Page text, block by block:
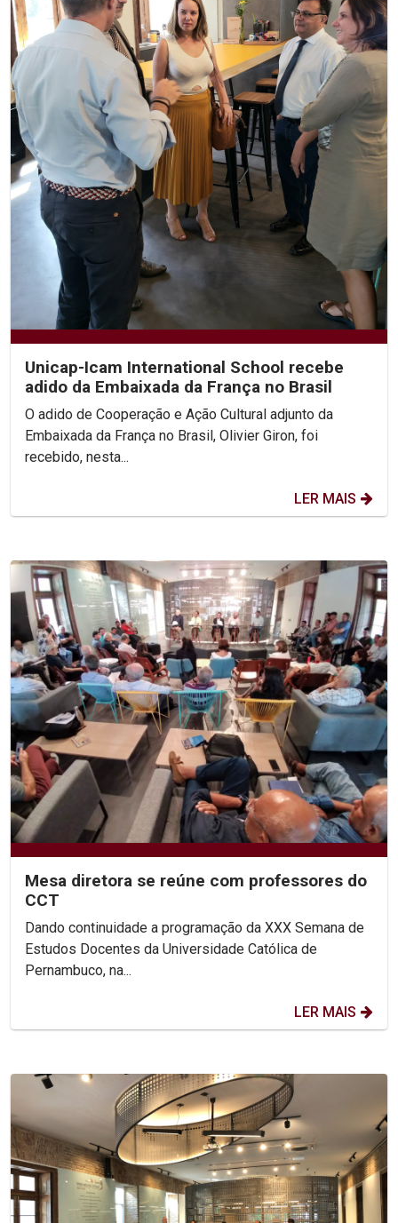
Unicap-Icam International School recebe
adido da Embaixada da França no Brasil
O adido de Cooperação e Ação Cultural adjunto da
Embaixada da França no Brasil, Olivier Giron, foi
recebido, nesta...
LER MAIS
Mesa diretora se reúne com professores do
CCT
Dando continuidade a programação da XXX Semana de
Estudos Docentes da Universidade Católica de
Pernambuco, na...
LER MAIS